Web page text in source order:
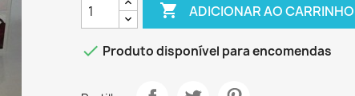
 ADICIONAR AO CARRINHO
 Produto disponível para encomendas